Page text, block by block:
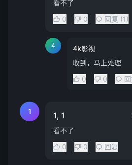
看不了
0
0 回复 (1)
4 4k影视
收到，马上处理
0
0
1 1, 1
看不了
0
0 回复